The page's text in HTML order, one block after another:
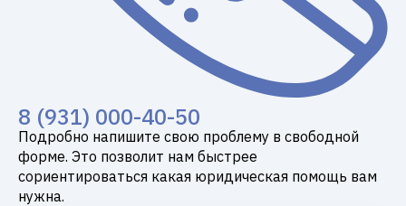
8 (931) 000-40-50
Подробно напишите свою проблему в свободной
форме. Это позволит нам быстрее
сориентироваться какая юридическая помощь вам
нужна.